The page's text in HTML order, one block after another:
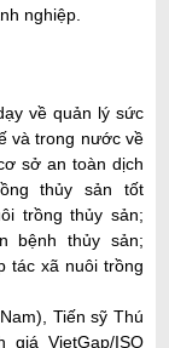
nghiệp.
về quản lý sức
và trong nước về
sở an toàn dịch
thủy sản tốt
trồng thủy sản;
bệnh thủy sản;
tác xã nuôi trồng
Tiến sỹ Thú
giá VietGap/ISO